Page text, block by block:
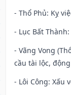
- Thổ Phủ: Kỵ
- Lục Bất
- Vãng Vong
cầu tài lộc,
- Lôi Công: Xấu